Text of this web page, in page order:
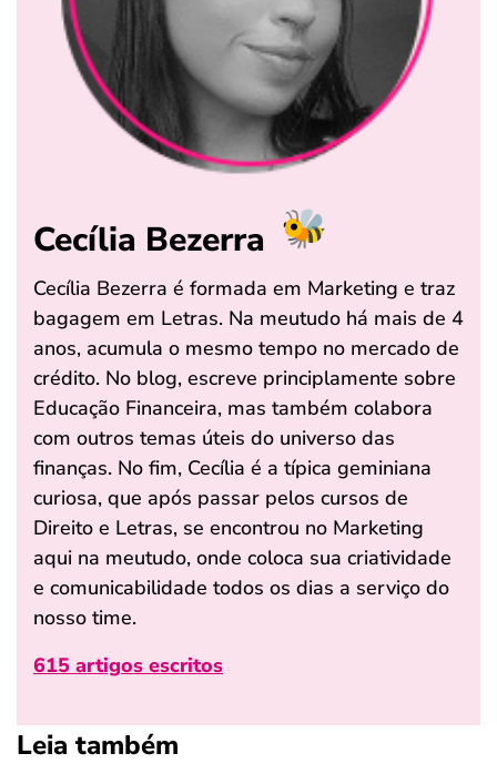
Cecília Bezerra
Cecília Bezerra é formada em Marketing e traz
bagagem em Letras. Na meutudo há mais de 4
anos, acumula o mesmo tempo no mercado de
crédito. No blog, escreve principlamente sobre
Educação Financeira, mas também colabora
com outros temas úteis do universo das
finanças. No fim, Cecília é a típica geminiana
curiosa, que após passar pelos cursos de
Direito e Letras, se encontrou no Marketing
aqui na meutudo, onde coloca sua criatividade
e comunicabilidade todos os dias a serviço do
nosso time.
615 artigos escritos
Leia também